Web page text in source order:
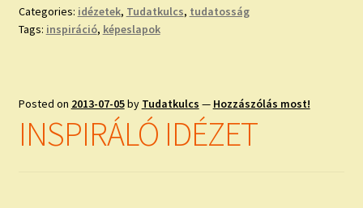
Categories: idézetek, Tudatkulcs, tudatosság
Tags: inspiráció, képeslapok
Posted on 2013-07-05by Tudatkulcs — Hozzászólás most!
INSPIRÁLÓ IDÉZET